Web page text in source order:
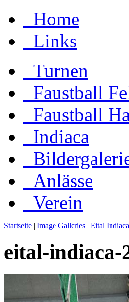
Home
Links
Turnen
Faustball
Faustball
Indiaca
Anlässe
Verein
Startseite | Image Galleries | Eital
eital-indiaca-